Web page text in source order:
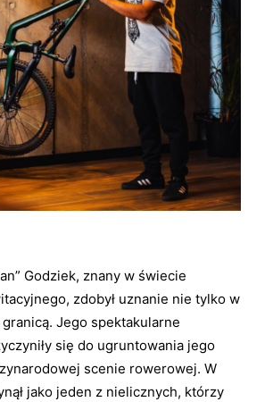
Godziek, znany w świecie
zdobył uznanie nie tylko w
Jego spektakularne
się do ugruntowania jego
scenie rowerowej. W
jako jeden z nielicznych, którzy